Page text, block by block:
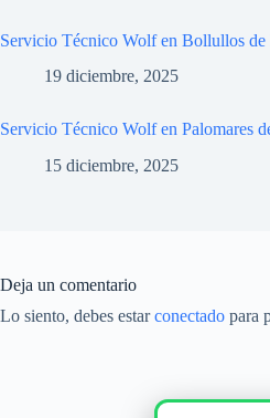
Servicio Técnico Wolf en Bollullos
19 diciembre, 2025
Servicio Técnico Wolf en Palomares
15 diciembre, 2025
Deja un comentario
Lo siento, debes estarconectado para